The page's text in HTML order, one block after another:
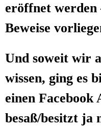
eröff­net wer­den
Bewei­se
Und soweit wir
wis­sen, ging es
einen Face­book
besaß/besitzt ja